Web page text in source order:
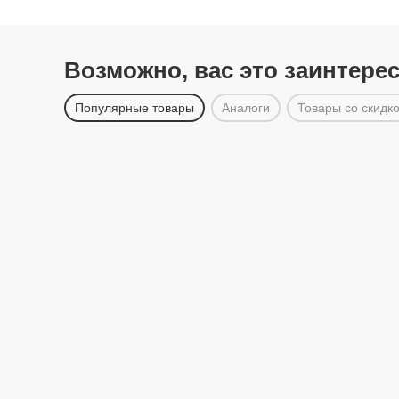
Возможно, вас это
Популярные товары Аналоги Товары со